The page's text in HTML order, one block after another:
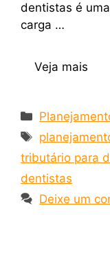
dentistas é
carga …
Veja mais
tributário para
dentistas
Deixe um